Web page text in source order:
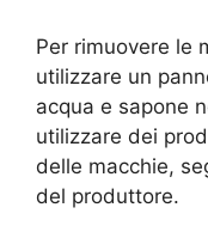
Per rimuovere le
utilizzare un
acqua e sapone
utilizzare dei
delle macchie,
del produttore.